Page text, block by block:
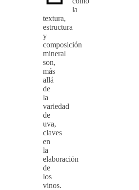
la
textura,
estructura
y
composición
mineral
son,
más
allá
de
la
variedad
de
uva,
claves
en
la
elaboración
de
los
vinos.